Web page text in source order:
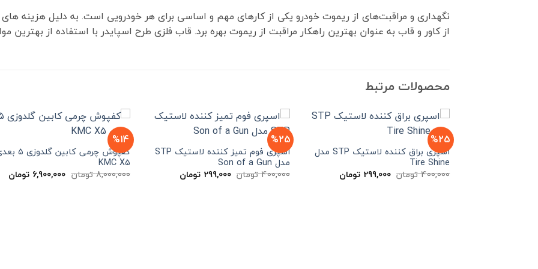
نگهداری و مراقبت‌های از ریموت خودرو یکی از کارهای مهم و اساسی برای هر خودرویی است. به دلیل هزینه
از کاور و قاب به عنوان بهترین راهکار مراقبت از ریموت بهره برد. قاب فلزی طرح اسپایدر با استفاده از
محصولات مرتبط
%25
اسپری براق کننده لاستیک STP مدل
Tire Shine
400,000 تومان قیمت
اصلی
299,000 تومان
%25
اسپری فوم تمیز کننده لاستیک STP
مدل Son of a Gun
400,000 تومان قیمت
اصلی
299,000 تومان
%14
کفپوش چرمی کابین
KMC X5
8,000,000 تومان قیمت
اصلی
6,900,000 تومان